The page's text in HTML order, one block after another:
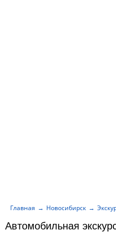
Автомобильная
Главная Новосибирск